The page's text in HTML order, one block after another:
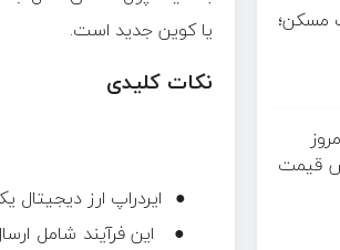
یا کوین جدید است.
نکات کلیدی
● ایردراپ ارز
●
این فرآیند شامل
مسکن؛
قیمت